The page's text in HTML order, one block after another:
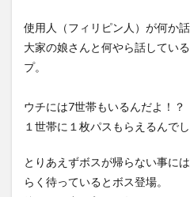
使用人（フィリピン人）が何か
大家の娘さんと何やら話してい
プ。
ウチには7世帯もいるんだよ！？
１世帯に１枚パスもらえるんでし
とりあえずボスが帰らない事に
らく待っているとボス登場。